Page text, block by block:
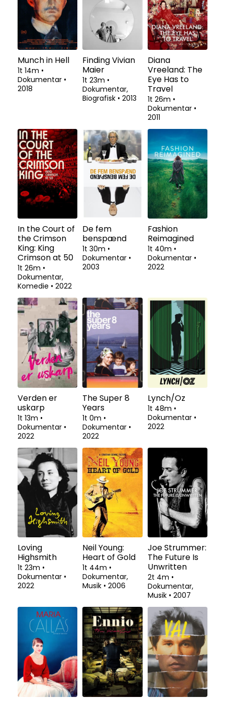
Munch in Hell
1t 14m •
Dokumentar •
2018
Finding Vivian
Maier
1t 23m •
Dokumentar,
Biografisk • 2013
Diana
Vreeland: The
Eye Has to
Travel
1t 26m •
Dokumentar •
2011
In the Court of
the Crimson
King: King
Crimson at 50
1t 26m •
Dokumentar,
Komedie • 2022
De fem
benspænd
1t 30m •
Dokumentar •
2003
Fashion
Reimagined
1t 40m •
Dokumentar •
2022
Verden er
uskarp
1t 13m •
Dokumentar •
2022
The Super 8
Years
1t 0m •
Dokumentar •
2022
Lynch/Oz
1t 48m •
Dokumentar •
2022
Loving
Highsmith
1t 23m •
Dokumentar •
2022
Neil Young:
Heart of Gold
1t 44m •
Dokumentar,
Musik • 2006
Joe Strummer:
The Future Is
Unwritten
2t 4m •
Dokumentar,
Musik • 2007